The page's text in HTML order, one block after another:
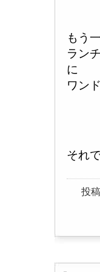
もう
ラン
に
ワン
それ
投